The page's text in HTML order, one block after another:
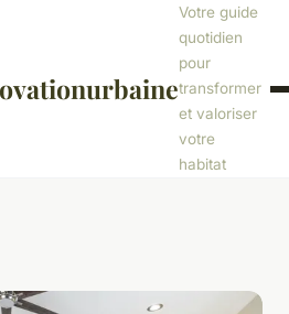
Votre guide
quotidien
pour
transformer
et valoriser
votre
habitat